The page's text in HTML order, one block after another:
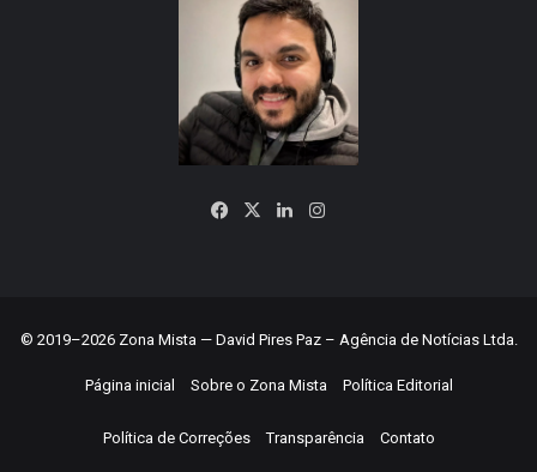
Facebook
X LinkedinInstagram
© 2019–2026 Zona Mista — David Pires Paz – Agência de Notícias Ltda.
Página inicial Sobre o Zona Mista Política Editorial
Política de Correções Transparência Contato